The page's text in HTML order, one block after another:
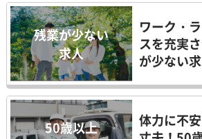
残業が少ない
求人
ワーク・
スを充実
が少ない
50歳以上
体力に不